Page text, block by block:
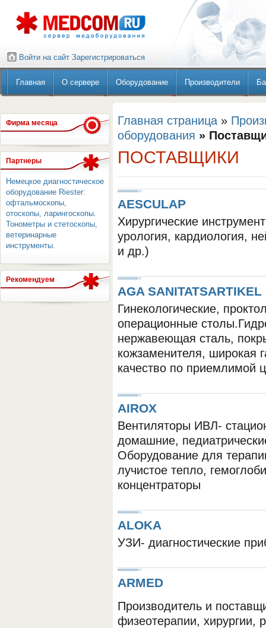
СЕРВЕР МЕДИЦИНСКОГО
Войти на сайт Зарегистрироваться
Главная О сервере Оборудование Производители
Фирма месяца
Партнеры
Немецкое диагностическое
оборудование Riester:
офтальмоскопы,
отоскопы, ларингоскопы.
Тонометры и стетоскопы,
ветеринарные
инструменты.
Рекомендуем
Главная страница »
оборудования »
ПОСТАВЩИКИ
AESCULAP
Хирургические
урология, кардиология,
и др.)
AGA SANITATSARTIKEL
Гинекологические,
операционные
нержавеющая сталь,
кожзаменителя, широкая
качество по приемлимой
AIROX
Вентиляторы ИВЛ-
домашние,
Оборудование для
лучистое тепло,
концентраторы
ALOKA
УЗИ- диагностические
ARMED
Производитель и
физеотерапии, хирургии,